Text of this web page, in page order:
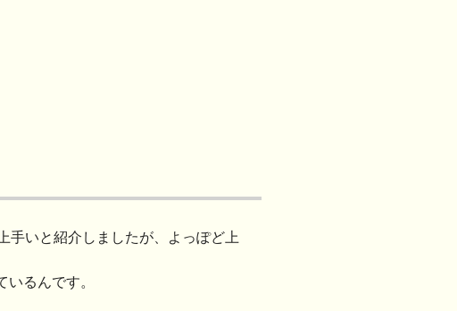
手いと紹介しましたが、よっぽど上
いるんです。